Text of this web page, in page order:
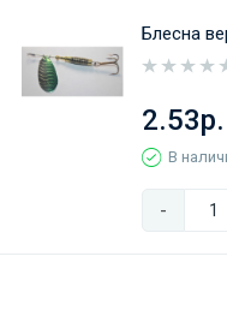
Блесна
2.53р.
В
-